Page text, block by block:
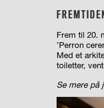
Frem til 20.
’Perron
Med et
toiletter,
Se mere på